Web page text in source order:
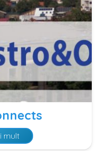
mult